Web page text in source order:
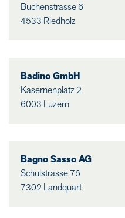
Buchenstrasse 6
4533 Riedholz
Badino GmbH
Kasernenplatz 2
6003 Luzern
Bagno Sasso AG
Schulstrasse 76
7302 Landquart